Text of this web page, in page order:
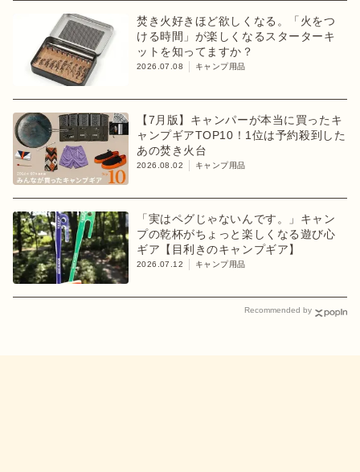
焚き火好きほど欲しくなる。「火をつ
ける時間」が楽しくなるスターターキ
ットを知ってますか？
2026.07.08 キャンプ用品
【7月版】キャンパーが本当に買ったキ
ャンプギアTOP10！1位は予約殺到した
あの焚き火台
2026.08.02 キャンプ用品
「実はペグじゃないんです。」キャン
プの乾杯がちょっと楽しくなる遊び心
ギア【目利きのキャンプギア】
2026.07.12 キャンプ用品
Recommended by